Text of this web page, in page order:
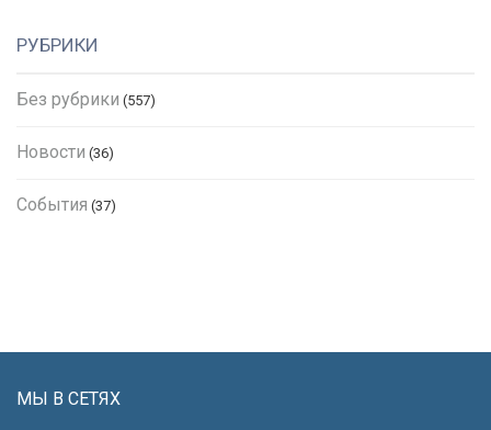
РУБРИКИ
Без рубрики (557)
Новости (36)
События (37)
МЫ В СЕТЯХ